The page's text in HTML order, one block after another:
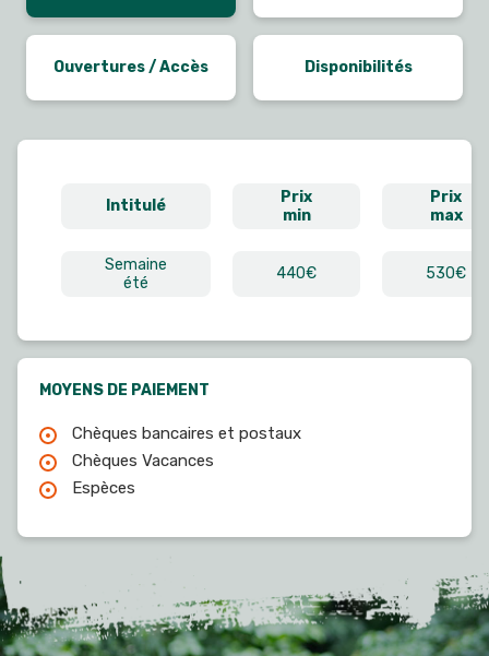
Ouvertures / Accès Disponibilités
Intitulé
Prix
min
Prix
max
Semaine
été
440€ 530€
MOYENS DE PAIEMENT
Chèques bancaires et postaux
Chèques Vacances
Espèces